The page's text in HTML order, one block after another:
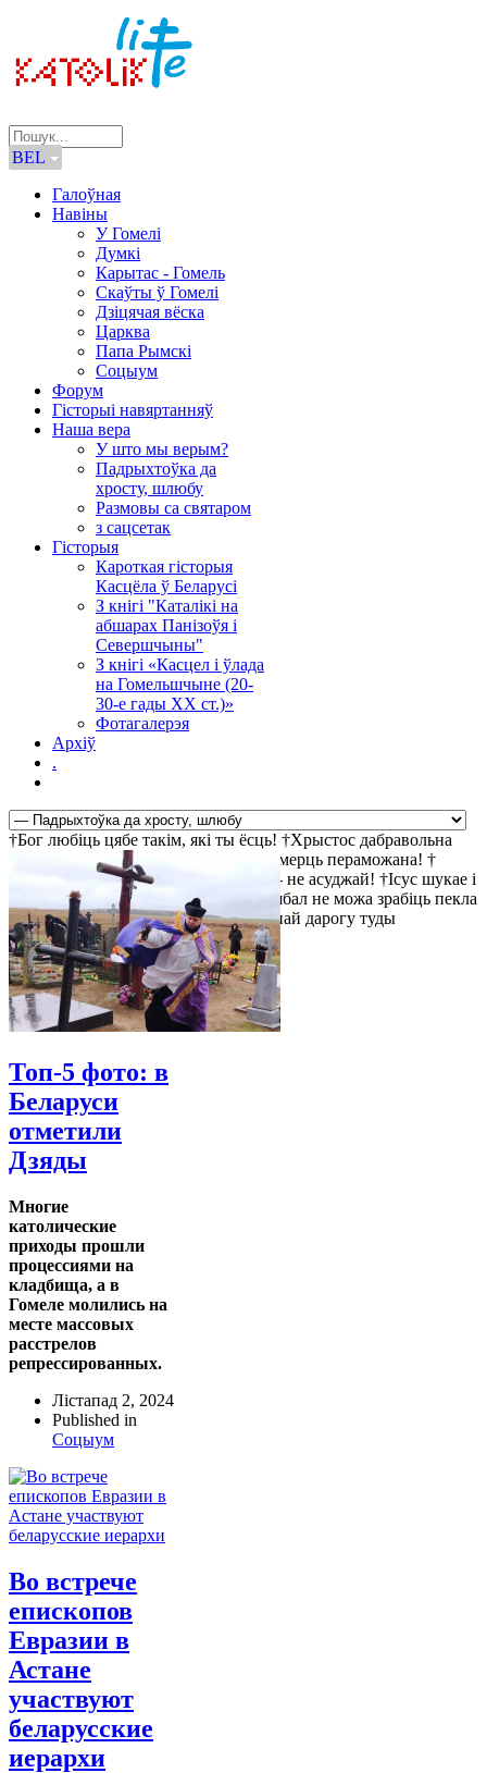
BEL
Галоўная
Навіны
У Гомелі
Думкі
Карытас - Гомель
Скаўты ў Гомелі
Дзіцячая вёска
Царква
Папа Рымскі
Соцыум
Форум
Гісторыі навяртанняў
Наша вера
У што мы верым?
Падрыхтоўка да
хросту, шлюбу
Размовы са святаром
з сацсетак
Гісторыя
Кароткая гісторыя
Касцёла ў Беларусі
З кнігі "Каталікі на
абшарах Панізоўя і
Севершчыны"
З кнігі «Касцел і ўлада
на Гомельшчыне (20-
30-е гады ХХ ст.)»
Фотагалерэя
Архіў
.
†Бог любіць цябе такім, які ты ёсць! †Хрыстос дабравольна
пайшоў на крыж за твае правіны †Смерць пераможана! †
Найбольш просты шлях да святасці - не асуджай! †Ісус шукае і
чакае цябе! †Хрыстос уваскрос! †Д'ябал не можа зрабіць пекла
прывабным, таму ён робіць прывабнай дарогу туды
Топ-5 фото: в
Беларуси
отметили
Дзяды
Многие
католические
приходы прошли
процессиями на
кладбища, а в
Гомеле молились на
месте массовых
расстрелов
репрессированных.
Лістапад 2, 2024
Published in
Соцыум
Во встрече
епископов
Евразии в
Астане
участвуют
беларусские
иерархи